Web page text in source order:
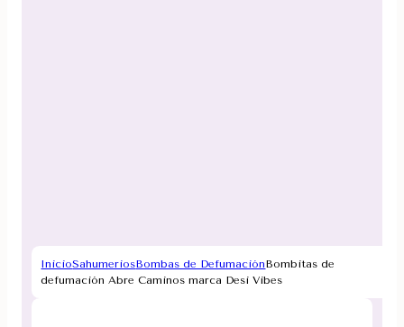
InicioSahumeriosBombas de DefumaciónBombitas de
defumación Abre Caminos marca Desi Vibes